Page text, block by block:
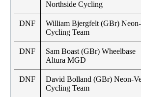
Northside Cycling
DNF
William Bjergfelt (GBr)
Cycling Team
DNF
Sam Boast (GBr) Wheelbase
Altura MGD
DNF
David Bolland (GBr) Neon-
Cycling Team